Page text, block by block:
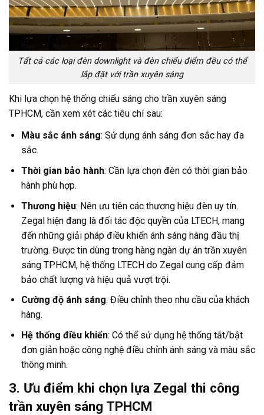
Tất cả các loại đèn downlight và đèn chiếu điểm đều có thể
lắp đặt với trần xuyên sáng
Khi lựa chọn hệ thống chiếu sáng cho trần xuyên sáng
TPHCM, cần xem xét các tiêu chí sau:
Màu sắc ánh sáng: Sử dụng ánh sáng đơn sắc hay đa
sắc.
Thời gian bảo hành: Cần lựa chọn đèn có thời gian bảo
hành phù hợp.
Thương hiệu: Nên ưu tiên các thương hiệu đèn uy tín.
Zegal hiện đang là đối tác độc quyền của LTECH, mang
đến những giải pháp điều khiển ánh sáng hàng đầu thị
trường. Được tin dùng trong hàng ngàn dự án trần xuyên
sáng TPHCM, hệ thống LTECH do Zegal cung cấp đảm
bảo chất lượng và hiệu quả vượt trội.
Cường độ ánh sáng: Điều chỉnh theo nhu cầu của khách
hàng.
Hệ thống điều khiển: Có thể sử dụng hệ thống tắt/bật
đơn giản hoặc công nghệ điều chỉnh ánh sáng và màu sắc
thông minh.
3. Ưu điểm khi chọn lựa Zegal thi công
trần xuyên sáng TPHCM